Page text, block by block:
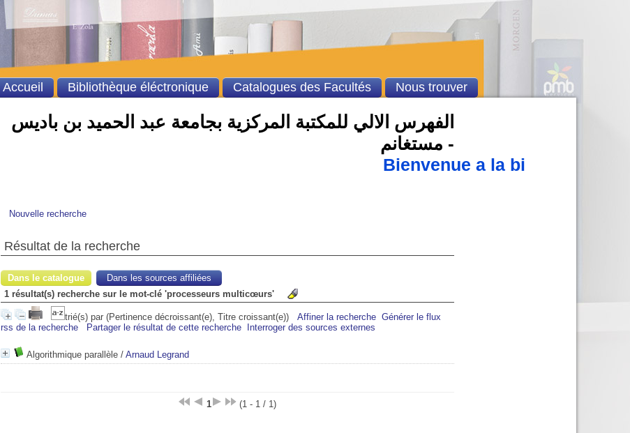
الفهرس الالي للمكتبة المركزية بجامعة عبد الحميد بن باديس
- مستغانم
Bienvenue a la bibliothèque
Nouvelle recherche
Résultat de la recherche
Dans le catalogue
Dans les sources affiliées
1 résultat(s) recherche sur le mot-clé 'processeurs multicœurs'
trié(s) par (Pertinence décroissant(e), Titre croissant(e)) Affiner la recherche Générer le flux
rss de la recherche
Partager le résultat de cette recherche Interroger des sources externes
Algorithmique parallèle / Arnaud Legrand
1 (1 - 1 / 1)
Accueil Bibliothèque éléctronique Catalogues des Facultés Nous trouver